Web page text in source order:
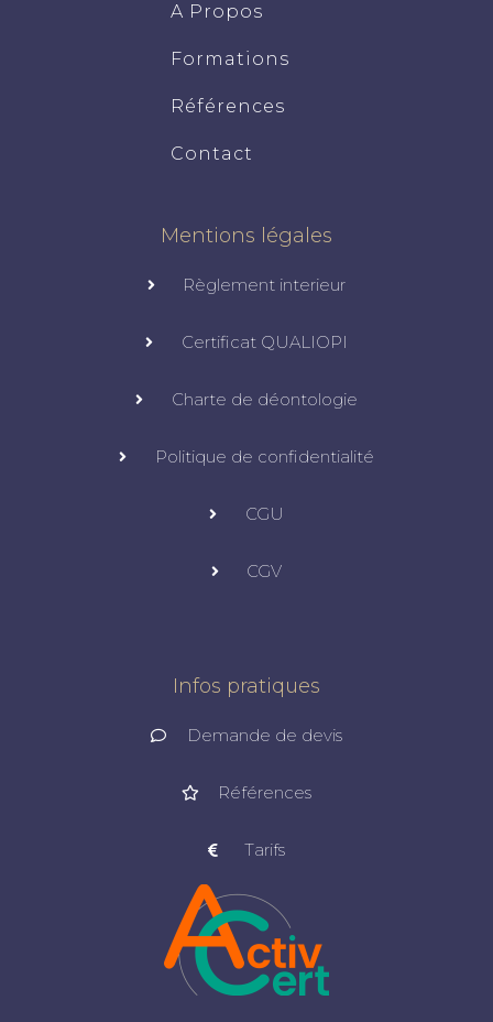
A Propos
Formations
Références
Contact
Mentions légales
Règlement interieur
Certificat QUALIOPI
Charte de déontologie
Politique de confidentialité
CGU
CGV
Infos pratiques
Demande de devis
Références
Tarifs